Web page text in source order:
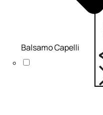
Balsamo Capelli